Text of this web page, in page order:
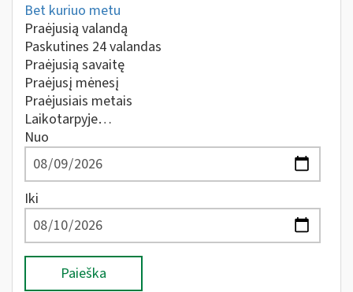
Bet kuriuo metu
Praėjusią valandą
Paskutines 24 valandas
Praėjusią savaitę
Praėjusį mėnesį
Praėjusiais metais
Laikotarpyje…
Nuo
Iki
Paieška